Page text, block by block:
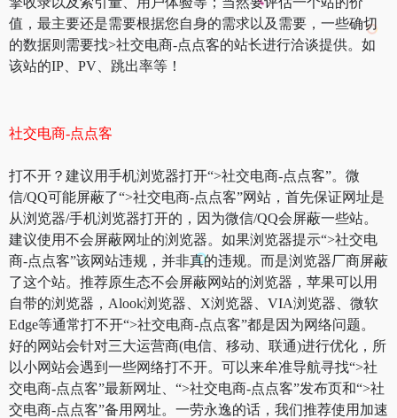
值，最主要还是需要根据您自身的需求以及需要，一些确切
的数据则需要找>社交电商-点点客的站长进行洽谈提供。如
该站的IP、PV、跳出率等！
社交电商-点点客
打不开？建议用手机浏览器打开“>社交电商-点点客”。微
信/QQ可能屏蔽了“>社交电商-点点客”网站，首先保证网址是
从浏览器/手机浏览器打开的，因为微信/QQ会屏蔽一些站。
建议使用不会屏蔽网址的浏览器。如果浏览器提示“>社交电
商-点点客”该网站违规，并非真的违规。而是浏览器厂商屏蔽
了这个站。推荐原生态不会屏蔽网站的浏览器，苹果可以用
自带的浏览器，Alook浏览器、X浏览器、VIA浏览器、微软
Edge等通常打不开“>社交电商-点点客”都是因为网络问题。
好的网站会针对三大运营商(电信、移动、联通)进行优化，所
以小网站会遇到一些网络打不开。可以来牟准导航寻找“>社
交电商-点点客”最新网址、“>社交电商-点点客”发布页和“>社
交电商-点点客”备用网址。一劳永逸的话，我们推荐使用加速